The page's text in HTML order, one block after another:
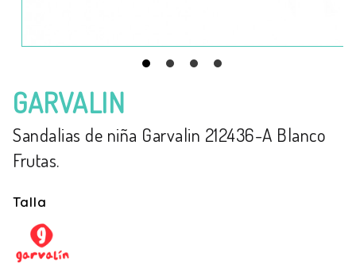
GARVALIN
Sandalias de niña Garvalin 212436-A Blanco
Frutas.
Talla